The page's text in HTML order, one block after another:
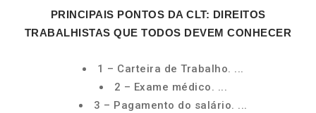
PRINCIPAIS PONTOS DA CLT: DIREITOS
TRABALHISTAS QUE TODOS DEVEM CONHECER
1 – Carteira de Trabalho. ...
2 – Exame médico. ...
3 – Pagamento do salário. ...